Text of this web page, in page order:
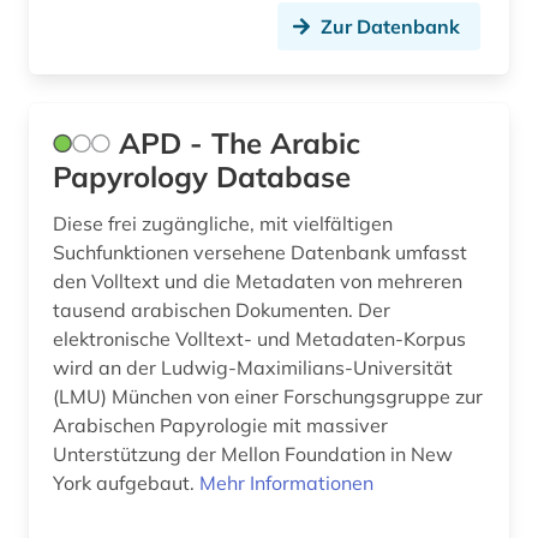
italien (2)
japan (2)
jordanien (1)
judaistik (1)
jüdische geschichte (1)
jüdische studien (1)
kabbalah (1)
kaiser (1)
Zur Datenbank
APD - The Arabic
Papyrology Database
Diese frei zugängliche, mit vielfältigen
Suchfunktionen versehene Datenbank umfasst
den Volltext und die Metadaten von mehreren
tausend arabischen Dokumenten. Der
elektronische Volltext- und Metadaten-Korpus
wird an der Ludwig-Maximilians-Universität
(LMU) München von einer Forschungsgruppe zur
Arabischen Papyrologie mit massiver
Unterstützung der Mellon Foundation in New
York aufgebaut. Mehr Informationen